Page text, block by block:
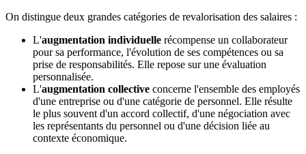
On distingue deux grandes catégories de revalorisation des salaires :
L'augmentation individuelle récompense un collaborateur
pour sa performance, l'évolution de ses compétences ou sa
prise de responsabilités. Elle repose sur une évaluation
personnalisée.
L'augmentation collective concerne l'ensemble des employés
d'une entreprise ou d'une catégorie de personnel. Elle résulte
le plus souvent d'un accord collectif, d'une négociation avec
les représentants du personnel ou d'une décision liée au
contexte économique.